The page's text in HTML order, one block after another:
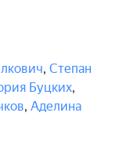
, Степан
Буцких,
, Аделина